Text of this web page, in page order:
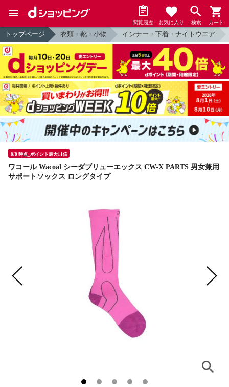
閲覧履歴 お気に入り 検索 カート
トップページ 衣類・靴・小物 インナー・下着・ナイトウエア
8/8 時点_ポイント最大11倍
ワコール Wacoal シーダブリューエックス CW-X PARTS 男女兼用
サポートソックス ロングタイプ